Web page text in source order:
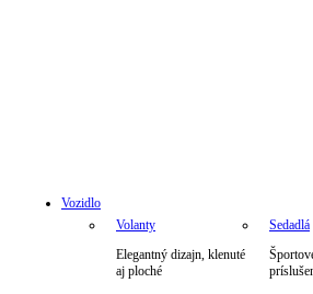
Vozidlo
Volanty
Elegantný dizajn, klenuté
aj ploché
Sedadlá